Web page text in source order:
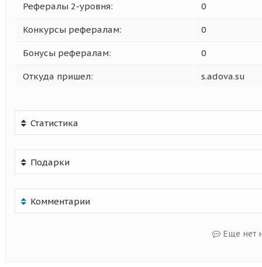
Рефералы 2-уровня: 0
Конкурсы рефералам: 0
Бонусы рефералам: 0
Откуда пришел: s.adova.su
Статистика
Подарки
Комментарии
Еще нет